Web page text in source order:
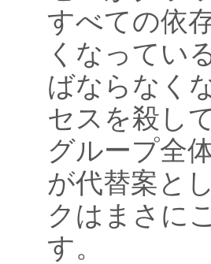
すべての依
くなってい
ばならなく
セスを殺し
グループ全
が代替案と
クはまさに
す。